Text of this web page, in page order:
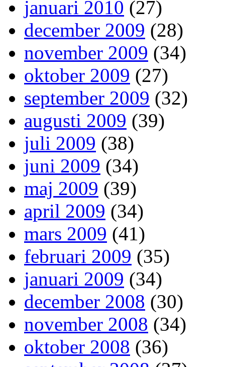
januari 2010 (27)
december 2009 (28)
november 2009 (34)
oktober 2009 (27)
september 2009 (32)
augusti 2009 (39)
juli 2009 (38)
juni 2009 (34)
maj 2009 (39)
april 2009 (34)
mars 2009 (41)
februari 2009 (35)
januari 2009 (34)
december 2008 (30)
november 2008 (34)
oktober 2008 (36)